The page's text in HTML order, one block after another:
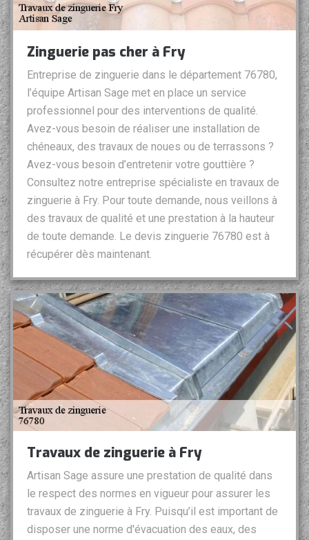
Zinguerie pas cher à Fry
Entreprise de zinguerie dans le département 76780,
l’équipe Artisan Sage met en place un service
professionnel pour des interventions de qualité.
Avez-vous besoin de réaliser une installation de
chéneaux, des travaux de noues ou de terrassons ?
Avez-vous besoin d’entretenir votre gouttière ?
Consultez notre entreprise spécialiste en travaux de
zinguerie à Fry. Pour toute demande, nous veillons à
des travaux de qualité et une prestation à la hauteur
de toute demande. Le devis zinguerie 76780 est à
récupérer dès maintenant.
Travaux de zinguerie à Fry
Artisan Sage assure une prestation de qualité dans
le respect des normes en vigueur pour assurer les
travaux de zinguerie à Fry. Puisqu’il est important de
disposer une norme d'évacuation des eaux, des